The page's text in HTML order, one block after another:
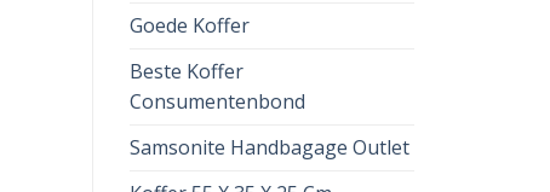
Goede Koffer
Beste Koffer
Consumentenbond
Samsonite Handbagage Outlet